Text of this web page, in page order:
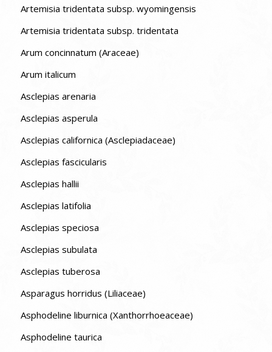
Artemisia tridentata subsp. wyomingensis
Artemisia tridentata subsp. tridentata
Arum concinnatum (Araceae)
Arum italicum
Asclepias arenaria
Asclepias asperula
Asclepias californica (Asclepiadaceae)
Asclepias fascicularis
Asclepias hallii
Asclepias latifolia
Asclepias speciosa
Asclepias subulata
Asclepias tuberosa
Asparagus horridus (Liliaceae)
Asphodeline liburnica (Xanthorrhoeaceae)
Asphodeline taurica